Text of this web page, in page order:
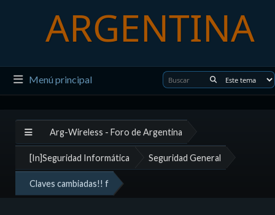
Menú principal
Arg-Wireless - Foro de Argentina
[In]Seguridad Informática Seguridad General
Claves cambiadas!! f